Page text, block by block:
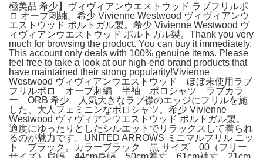
極美品 希少】ヴィヴィアンウエストウッド ラブフリルポ
ロ オーブ刺繍。希少 Vivienne Westwood ヴィヴィアンウ
エストウッド ポルトガル製。希少 Vivienne Westwood ヴ
ィヴィアンウエストウッド ポルトガル製。Thank you very
much for browsing the product. You can buy it immediately.
This account only deals with 100% genuine items. Please
feel free to take a look at our high-end brand products that
have maintained their strong popularity!Vivienne
Westwood ヴィヴィアンウエストウッド ほぼ未使用ラブ
フリルポロ オーブ刺繍 半袖 ポロシャツ ラブカラ
ー ORB 希少 人気大きなラブ襟のエッジにフリルを施
した、大人フェミニンなポロシャツ。希少 Vivienne
Westwood ヴィヴィアンウエストウッド ポルトガル製。
適度にゆったりとしたシルエットでリラックスして着られ
るのが魅力です。UNITED ARROWS ミニマルフリル ニッ
ト ブラック。カラーブラック 黒 サイズ 00（フリー